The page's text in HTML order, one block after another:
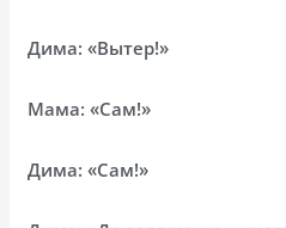
Дима: «Вытер!»
Мама: «Сам!»
Дима: «Сам!»